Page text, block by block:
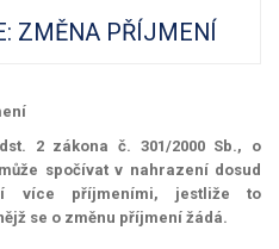
ZMĚNA PŘÍJMENÍ
2 zákona č. 301/2000 Sb., o
spočívat v nahrazení dosud
více příjmeními, jestliže to
se o změnu příjmení žádá.